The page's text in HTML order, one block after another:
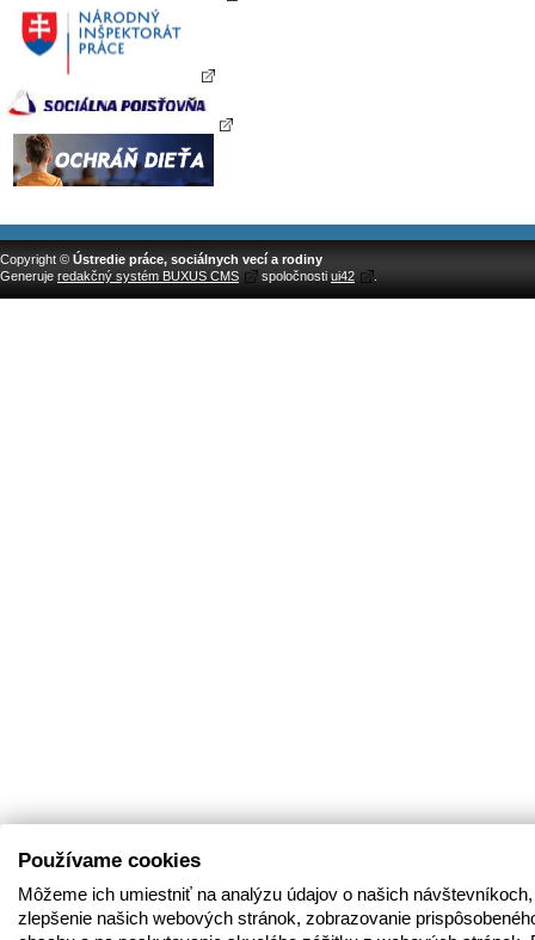
Copyright © Ústredie práce, sociálnych vecí a rodiny
Generuje redakčný systém BUXUS CMS spoločnosti ui42
Používame cookies
Môžeme ich umiestniť na analýzu údajov o našich
zlepšenie našich webových stránok, zobrazovanie